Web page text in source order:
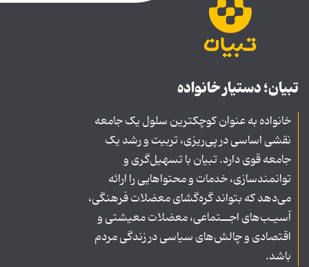
تبیان؛ دستیار خانواده
خانواده به عنوان کوچکترین سلول یک جامعه
نقشی اساسی در پی‌ریزی، تربیت و رشد یک
جامعه قوی دارد. تبیان با تسهیل‌گری و
توانمندسازی، خدمات و محتواهایی را ارائه
می‌دهد که بتواند گره‌گشای معضلات فرهنگی،
آسیـب‌های اجــتماعی، معضلات معیشتی و
اقتصادی و چالش‌های سیاسی در زندگی مردم
باشد.